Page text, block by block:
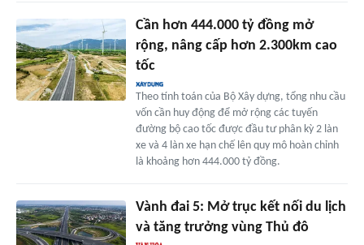
Cần hơn 444.000 tỷ đồng mở
rộng, nâng cấp hơn 2.300km cao
tốc
Theo tính toán của Bộ Xây dựng, tổng nhu cầu
vốn cần huy động để mở rộng các tuyến
đường bộ cao tốc được đầu tư phân kỳ 2 làn
xe và 4 làn xe hạn chế lên quy mô hoàn chỉnh
là khoảng hơn 444.000 tỷ đồng.
Vành đai 5: Mở trục kết nối du lịch
và tăng trưởng vùng Thủ đô